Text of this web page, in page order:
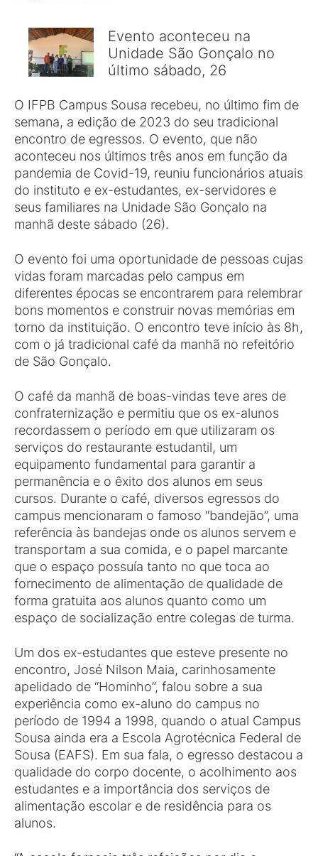
Evento aconteceu na
Unidade São Gonçalo no
último sábado, 26
O IFPB Campus Sousa recebeu, no último fim de
semana, a edição de 2023 do seu tradicional
encontro de egressos. O evento, que não
aconteceu nos últimos três anos em função da
pandemia de Covid-19, reuniu funcionários atuais
do instituto e ex-estudantes, ex-servidores e
seus familiares na Unidade São Gonçalo na
manhã deste sábado (26).
O evento foi uma oportunidade de pessoas cujas
vidas foram marcadas pelo campus em
diferentes épocas se encontrarem para relembrar
bons momentos e construir novas memórias em
torno da instituição. O encontro teve início às 8h,
com o já tradicional café da manhã no refeitório
de São Gonçalo.
O café da manhã de boas-vindas teve ares de
confraternização e permitiu que os ex-alunos
recordassem o período em que utilizaram os
serviços do restaurante estudantil, um
equipamento fundamental para garantir a
permanência e o êxito dos alunos em seus
cursos. Durante o café, diversos egressos do
campus mencionaram o famoso “bandejão”, uma
referência às bandejas onde os alunos servem e
transportam a sua comida, e o papel marcante
que o espaço possuía tanto no que toca ao
fornecimento de alimentação de qualidade de
forma gratuita aos alunos quanto como um
espaço de socialização entre colegas de turma.
Um dos ex-estudantes que esteve presente no
encontro, José Nilson Maia, carinhosamente
apelidado de “Hominho”, falou sobre a sua
experiência como ex-aluno do campus no
período de 1994 a 1998, quando o atual Campus
Sousa ainda era a Escola Agrotécnica Federal de
Sousa (EAFS). Em sua fala, o egresso destacou a
qualidade do corpo docente, o acolhimento aos
estudantes e a importância dos serviços de
alimentação escolar e de residência para os
alunos.